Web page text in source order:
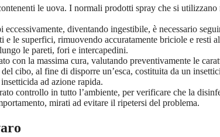
le uova. I normali prodotti spray che si
diventando ingestibile, è necessario
le superfici, rimuovendo accuratamente briciole e resti
le pareti, fori e intercapedini.
con la massima cura, valutando preventivamente le
cibo, al fine di disporre un’esca, costituita da un
ad azione rapida.
controllo in tutto l’ambiente, per verificare che la
mirati ad evitare il ripetersi del problema.